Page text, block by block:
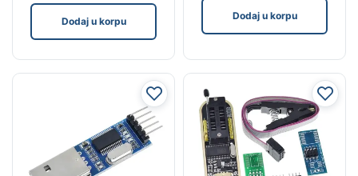
Dodaj u korpu Dodaj u korpu